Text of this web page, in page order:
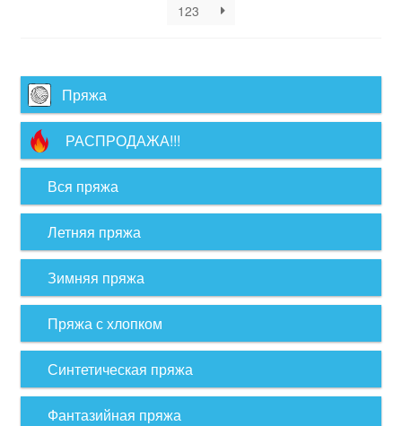
123
Пряжа
РАСПРОДАЖА!!!
Вся пряжа
Летняя пряжа
Зимняя пряжа
Пряжа с хлопком
Синтетическая пряжа
Фантазийная пряжа